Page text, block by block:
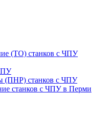
(ТО) станков с ЧПУ
(ПНР) станков с ЧПУ
станков с ЧПУ в Перми